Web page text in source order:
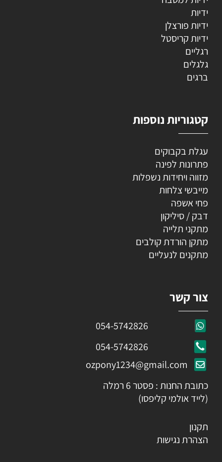
ידיות
ידיות פורצלן
ידיות קריסטל
רגליים
גלגלים
ברגים
קטגוריות נוספות
עגלת בקבוקים
פתרונות לפינה
מזווה ויחידות נשפלות
מייבשי צלחות
פחי אשפה
דבק / סיליקון
מתקני תלייה
מתקן הורדת קולבים
מתקנים לנעליים
צור קשר
054-5742826
054-5742826
ozpony1234@gmail.com
כתובת החנות : פסטר 6 רמלה
(לייד אולמי קליפסו)
תקנון
הצהרת נגישות